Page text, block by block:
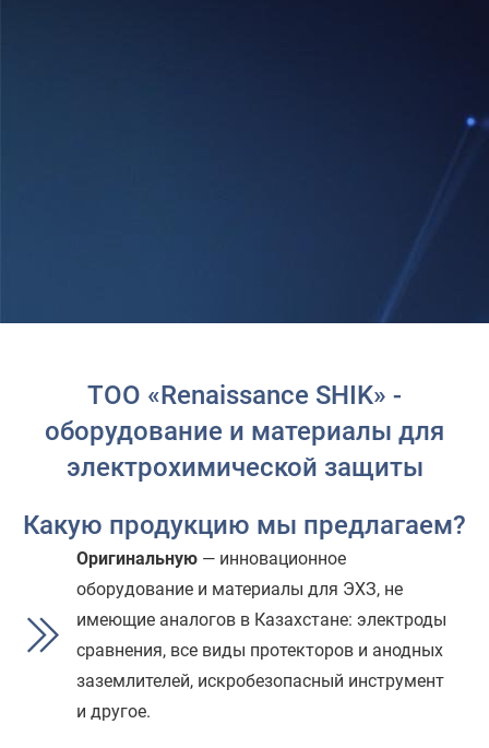
ТОО «Renaissance SHIK» -
оборудование и материалы для
электрохимической защиты
Какую продукцию мы предлагаем?
Оригинальную — инновационное
оборудование и материалы для ЭХЗ, не
имеющие аналогов в Казахстане: электроды
сравнения, все виды протекторов и анодных
заземлителей, искробезопасный инструмент
и другое.